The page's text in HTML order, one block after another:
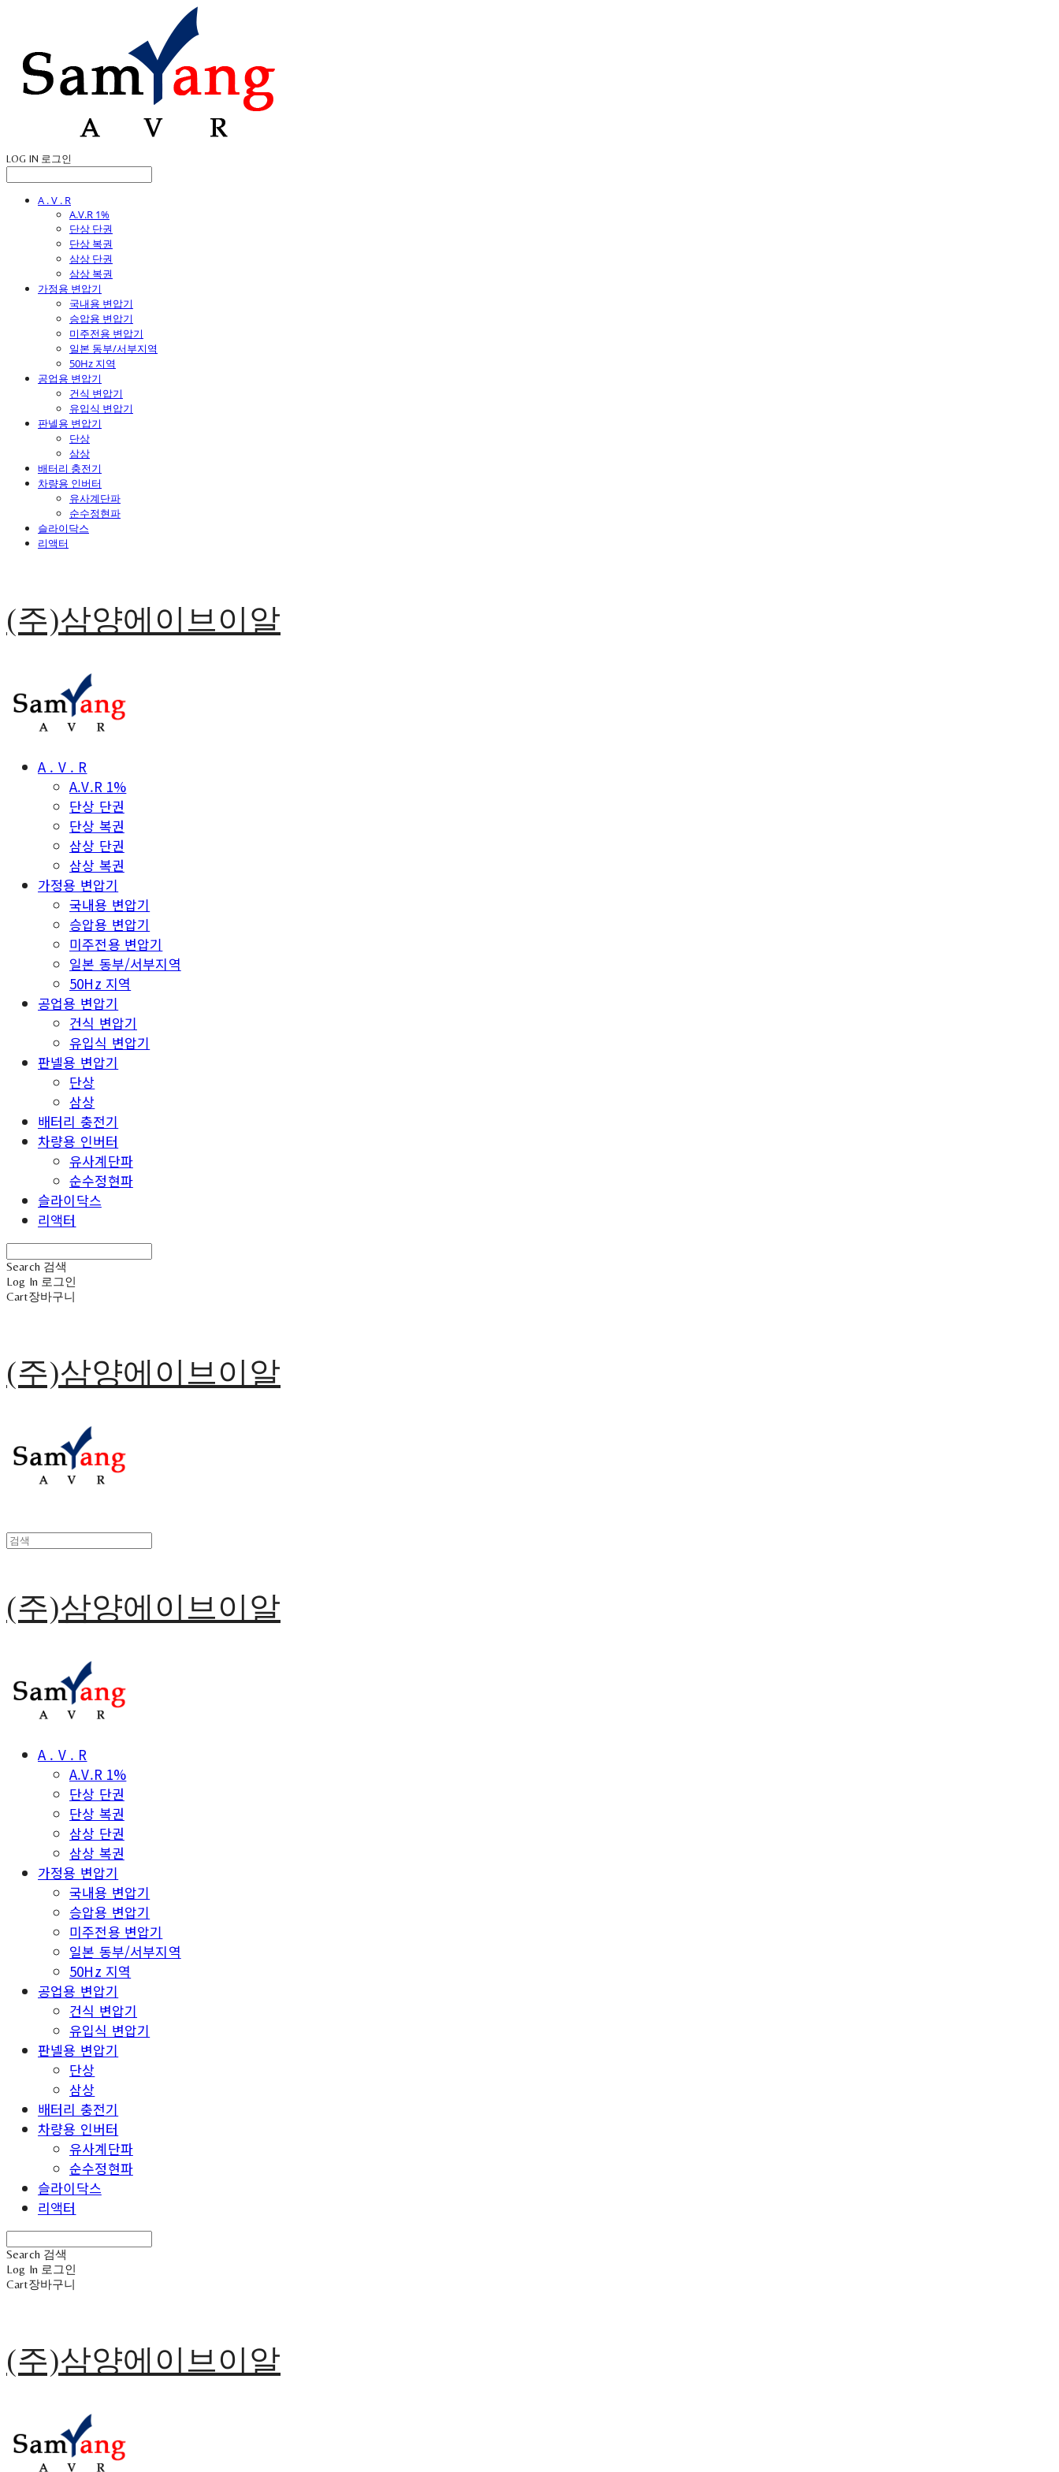
LOG IN 로그인
A . V . R
A.V.R 1%
단상 단권
단상 복권
삼상 단권
삼상 복권
가정용 변압기
국내용 변압기
승압용 변압기
미주전용 변압기
일본 동부/서부지역
50Hz 지역
공업용 변압기
건식 변압기
유입식 변압기
판넬용 변압기
단상
삼상
배터리 충전기
차량용 인버터
유사계단파
순수정현파
슬라이닥스
리액터
(주)삼양에이브이알
A . V . R
A.V.R 1%
단상 단권
단상 복권
삼상 단권
삼상 복권
가정용 변압기
국내용 변압기
승압용 변압기
미주전용 변압기
일본 동부/서부지역
50Hz 지역
공업용 변압기
건식 변압기
유입식 변압기
판넬용 변압기
단상
삼상
배터리 충전기
차량용 인버터
유사계단파
순수정현파
슬라이닥스
리액터
Search 검색
Log In 로그인
Cart장바구니
(주)삼양에이브이알
(주)삼양에이브이알
A . V . R
A.V.R 1%
단상 단권
단상 복권
삼상 단권
삼상 복권
가정용 변압기
국내용 변압기
승압용 변압기
미주전용 변압기
일본 동부/서부지역
50Hz 지역
공업용 변압기
건식 변압기
유입식 변압기
판넬용 변압기
단상
삼상
배터리 충전기
차량용 인버터
유사계단파
순수정현파
슬라이닥스
리액터
Search 검색
Log In 로그인
Cart장바구니
(주)삼양에이브이알